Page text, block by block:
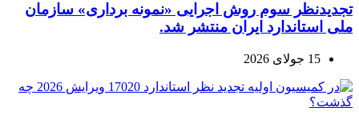
تجدیدنظر سوم روش اجرایی «نمونه برداری» سازمان
ملی استاندارد ایران منتشر شد.
15 جولای 2026